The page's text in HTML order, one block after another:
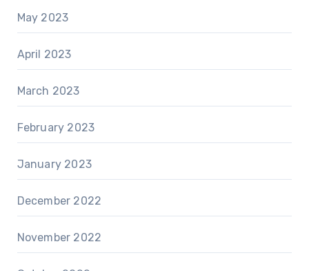
May 2023
April 2023
March 2023
February 2023
January 2023
December 2022
November 2022